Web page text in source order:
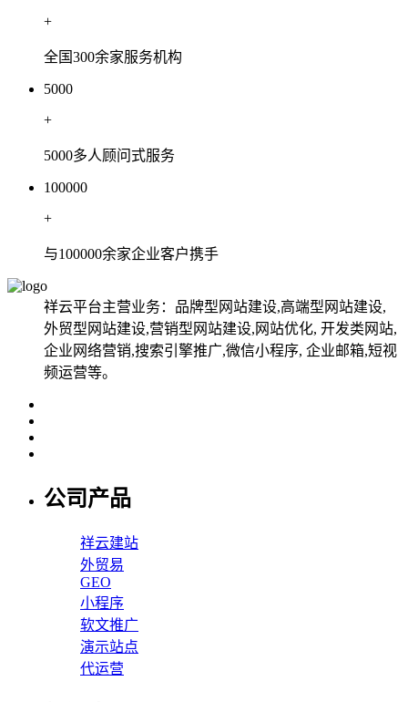
+
全国300余家服务机构
5000
+
5000多人顾问式服务
100000
+
与100000余家企业客户携手
祥云平台主营业务：品牌型网站建设,高端型网站建设,
外贸型网站建设,营销型网站建设,网站优化, 开发类网站,
企业网络营销,搜索引擎推广,微信小程序, 企业邮箱,短视
频运营等。
公司产品
祥云建站
外贸易
GEO
小程序
软文推广
演示站点
代运营